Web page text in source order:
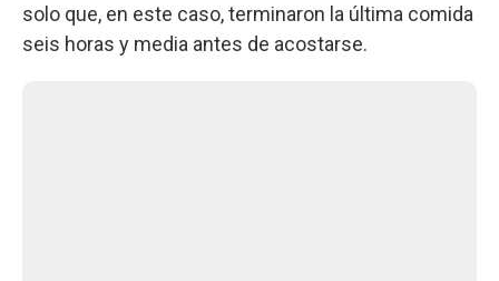
solo que, en este caso, terminaron la última comida
seis horas y media antes de acostarse.